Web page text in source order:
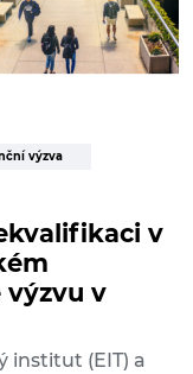
výzva
v
výzvu v
institut (EIT) a